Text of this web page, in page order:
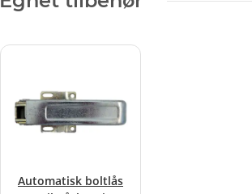
Automatisk boltlås